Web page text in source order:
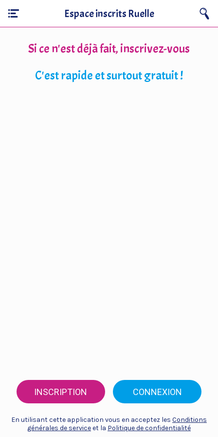
Espace inscrits Ruelle
Si ce n'est déjà fait, inscrivez-vous
C'est rapide et surtout gratuit !
INSCRIPTION CONNEXION
En utilisant cette application vous en acceptez les Conditions
générales de serviceet la Politique de confidentialité